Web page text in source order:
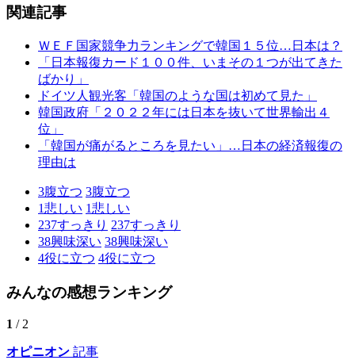
関連記事
ＷＥＦ国家競争力ランキングで韓国１５位…日本は？
「日本報復カード１００件、いまその１つが出てきた
ばかり」
ドイツ人観光客「韓国のような国は初めて見た」
韓国政府「２０２２年には日本を抜いて世界輸出４
位」
「韓国が痛がるところを見たい」…日本の経済報復の
理由は
3腹立つ 3腹立つ
1悲しい 1悲しい
237すっきり 237すっきり
38興味深い 38興味深い
4役に立つ 4役に立つ
みんなの感想ランキング
1 / 2
オピニオン 記事